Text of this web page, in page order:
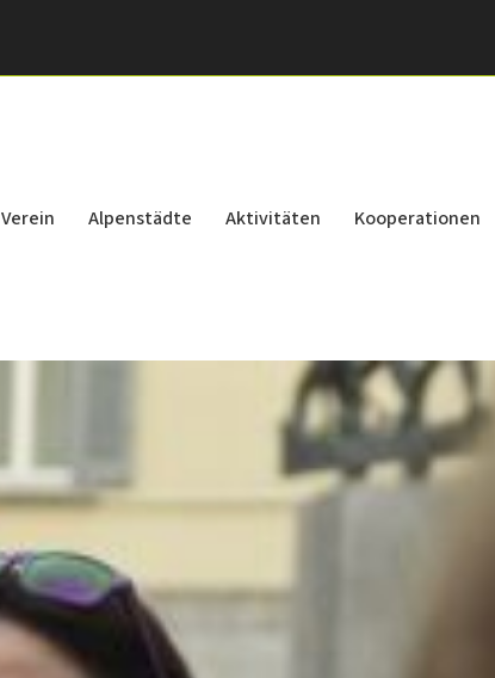
Verein Alpenstädte Aktivitäten Kooperationen